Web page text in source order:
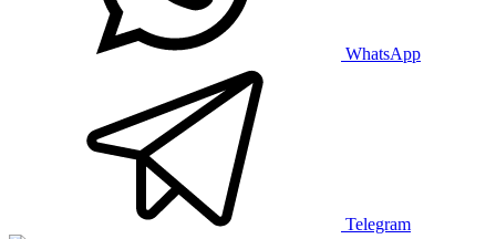
WhatsApp
Telegram